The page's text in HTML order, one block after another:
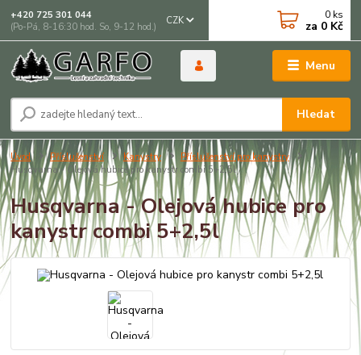
Menu
CZK
Hledat
+420 725 301 044
(Po-Pá, 8-16:30 hod. So, 9-12 hod.)
0 ks
za 0 Kč
Úvod Příslušenství Kanystry
Příslušenství pro kanystry
Husqvarna - Olejová hubice pro kanystr combi 5+2,5l
Husqvarna - Olejová hubice pro
kanystr combi 5+2,5l